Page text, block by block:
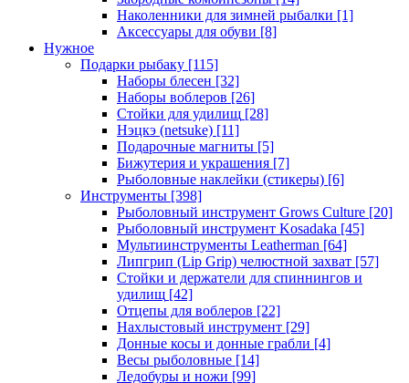
Наколенники для зимней рыбалки [1]
Аксессуары для обуви [8]
Нужное
Подарки рыбаку [115]
Наборы блесен [32]
Наборы воблеров [26]
Стойки для удилищ [28]
Нэцкэ (netsuke) [11]
Подарочные магниты [5]
Бижутерия и украшения [7]
Рыболовные наклейки (стикеры) [6]
Инструменты [398]
Рыболовный инструмент Grows Culture [20]
Рыболовный инструмент Kosadaka [45]
Мультиинструменты Leatherman [64]
Липгрип (Lip Grip) челюстной захват [57]
Стойки и держатели для спиннингов и
удилищ [42]
Отцепы для воблеров [22]
Нахлыстовый инструмент [29]
Донные косы и донные грабли [4]
Весы рыболовные [14]
Ледобуры и ножи [99]